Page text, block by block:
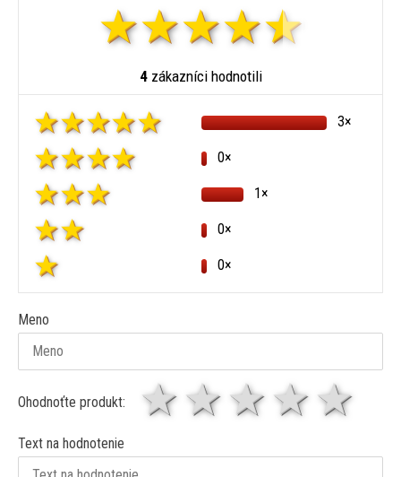
4zákazníci hodnotili
3×
0×
1×
0×
0×
Meno
Ohodnoťte produkt: 4
3
2 hviezdy
1 hviezda
Text na hodnotenie